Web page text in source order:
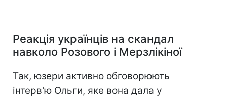
Реакція українців на скандал
навколо Розового і Мерзлікіної
Так, юзери активно обговорюють
інтерв'ю Ольги, яке вона дала у